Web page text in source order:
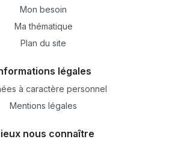
Mon besoin
Ma thématique
Plan du site
légales
à caractère personnel
Mentions légales
nous connaître